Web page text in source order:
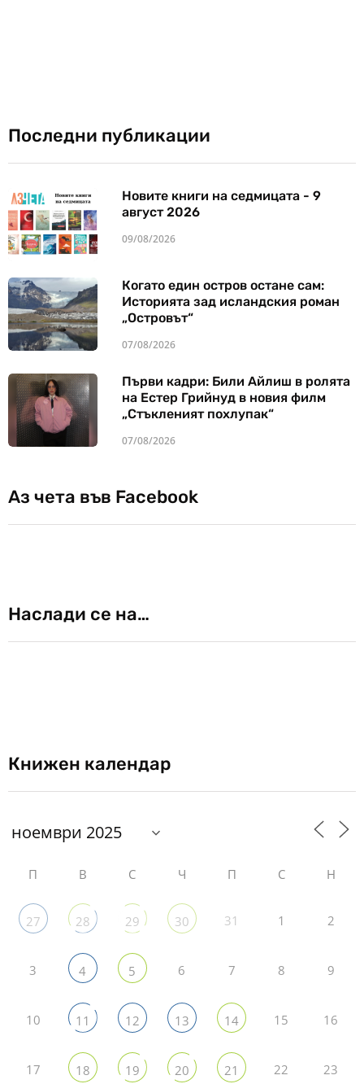
Последни публикации
Новите книги на седмицата - 9
август 2026
09/08/2026
Когато един остров остане сам:
Историята зад исландския роман
„Островът“
07/08/2026
Първи кадри: Били Айлиш в ролята
на Естер Грийнуд в новия филм
„Стъкленият похлупак“
07/08/2026
Аз чета във Facebook
Наслади се на…
Книжен календар
П В С Ч П С Н
27 28 29 30 31 1 2
3 4 5 6 7 8 9
10 11 12 13 14 15 16
17 18 19 20 21 22 23